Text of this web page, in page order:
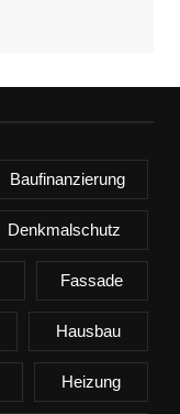
Baufinanzierung
Denkmalschutz
Fassade
Hausbau
Heizung